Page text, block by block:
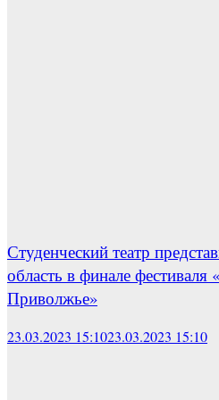
Студенческий театр
область в финале фестиваля
Приволжье»
23.03.2023 15:1023.03.2023 15:10